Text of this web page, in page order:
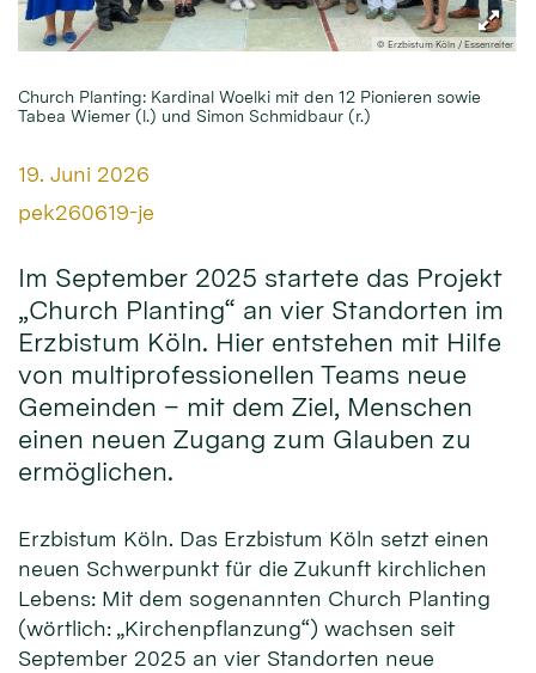
© Erzbistum Köln / Essenreiter
Church Planting: Kardinal Woelki mit den 12 Pionieren sowie
Tabea Wiemer (l.) und Simon Schmidbaur (r.)
Datum:
19. Juni 2026
Von:
pek260619-je
Im September 2025 startete das Projekt
„Church Planting“ an vier Standorten im
Erzbistum Köln. Hier entstehen mit Hilfe
von multiprofessionellen Teams neue
Gemeinden – mit dem Ziel, Menschen
einen neuen Zugang zum Glauben zu
ermöglichen.
Erzbistum Köln. Das Erzbistum Köln setzt einen
neuen Schwerpunkt für die Zukunft kirchlichen
Lebens: Mit dem sogenannten Church Planting
(wörtlich: „Kirchenpflanzung“) wachsen seit
September 2025 an vier Standorten neue